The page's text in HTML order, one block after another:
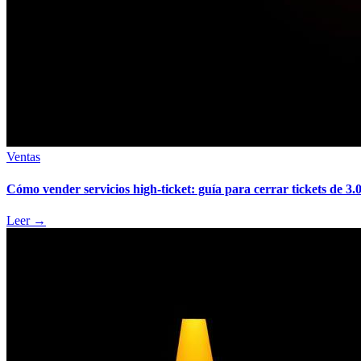
Ventas
Cómo vender servicios high-ticket: guía para cerrar tickets de
Leer →